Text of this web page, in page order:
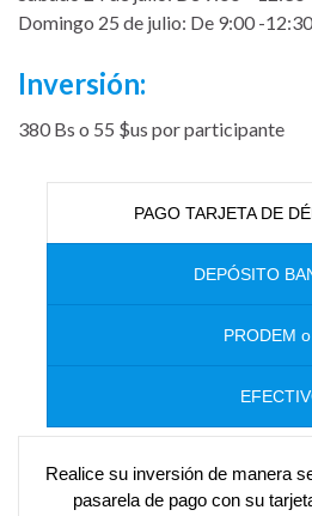
Domingo 25 de julio: De 9:00 -12:30
Inversión:
380 Bs o 55 $us por participante
PAGO TARJETA DE
DEPÓSITO
PRODEM
Realice su inversión de manera
pasarela de pago con su